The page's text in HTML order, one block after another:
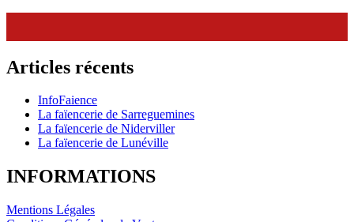
Articles récents
InfoFaience
La faïencerie de Sarreguemines
La faïencerie de Niderviller
La faïencerie de Lunéville
INFORMATIONS
Mentions Légales